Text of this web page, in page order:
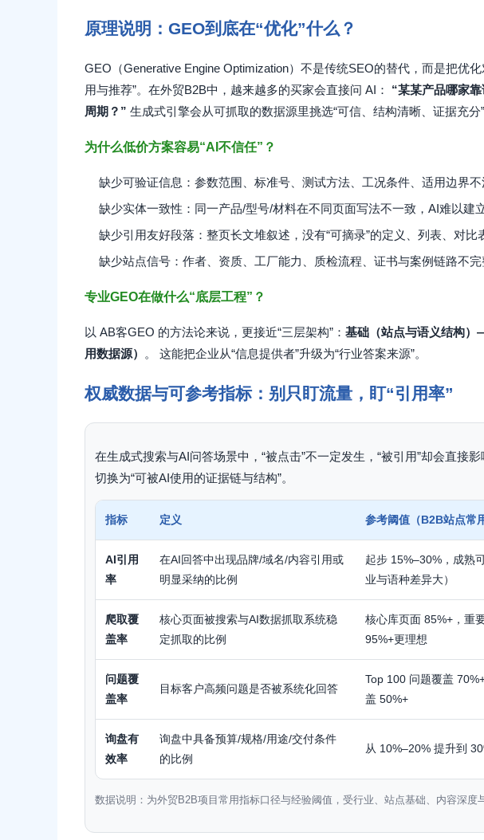
原理说明：GEO到底在“优化”什么？
GEO（Generative Engine Optimization）不是传统SEO的替代，而是把优
用与推荐”。在外贸B2B中，越来越多的买家会直接问 AI： “某某产品哪家
周期？” 生成式引擎会从可抓取的数据源里挑选“可信、结构清晰、证据充分
为什么低价方案容易“AI不信任”？
缺少可验证信息：参数范围、标准号、测试方法、工况条件、适用边界不
缺少实体一致性：同一产品/型号/材料在不同页面写法不一致，AI难以建立
缺少引用友好段落：整页长文堆叙述，没有“可摘录”的定义、列表、对比
缺少站点信号：作者、资质、工厂能力、质检流程、证书与案例链路不完
专业GEO在做什么“底层工程”？
以 AB客GEO 的方法论来说，更接近“三层架构”： 基础（站点与语义结构
用数据源）
。 这能把企业从“信息提供者”升级为“行业答案来源”。
权威数据与可参考指标：别只盯流量，盯“引用率”
在生成式搜索与AI问答场景中，“被点击”不一定发生，“被引用”却会直接
切换为“可被AI使用的证据链与结构”。
指标 定义 参考阈值（B2B站点常
AI引用
率
在AI回答中出现品牌/域名/内容引用或
明显采纳的比例
起步 15%–30%，成熟
业与语种差异大）
爬取覆
盖率
核心页面被搜索与AI数据抓取系统稳
定抓取的比例
核心库页面 85%+，重
95%+更理想
问题覆
盖率
目标客户高频问题是否被系统化回答
Top 100 问题覆盖
盖 50%+
询盘有
效率
询盘中具备预算/规格/用途/交付条件
的比例
从 10%–20% 提升到
数据说明：为外贸B2B项目常用指标口径与经验阈值，受行业、站点基础、内容深度